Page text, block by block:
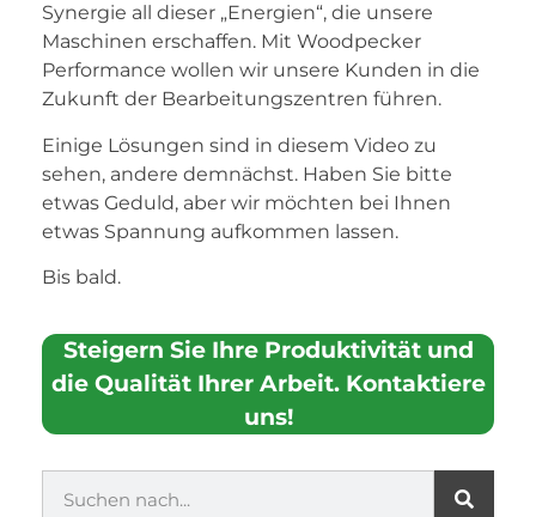
Synergie all dieser „Energien“, die unsere
Maschinen erschaffen. Mit Woodpecker
Performance wollen wir unsere Kunden in die
Zukunft der Bearbeitungszentren führen.
Einige Lösungen sind in diesem Video zu
sehen, andere demnächst. Haben Sie bitte
etwas Geduld, aber wir möchten bei Ihnen
etwas Spannung aufkommen lassen.
Bis bald.
Steigern Sie Ihre Produktivität und
die Qualität Ihrer Arbeit. Kontaktiere
uns!